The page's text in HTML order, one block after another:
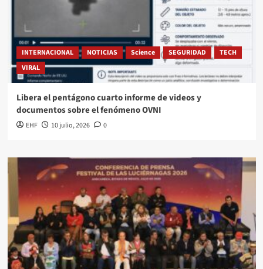
INTERNACIONAL NOTICIAS Science SEGURIDAD
TECH
VIRAL
Libera el pentágono cuarto informe de videos y
documentos sobre el fenómeno OVNI
EHF 10 julio, 2026 0